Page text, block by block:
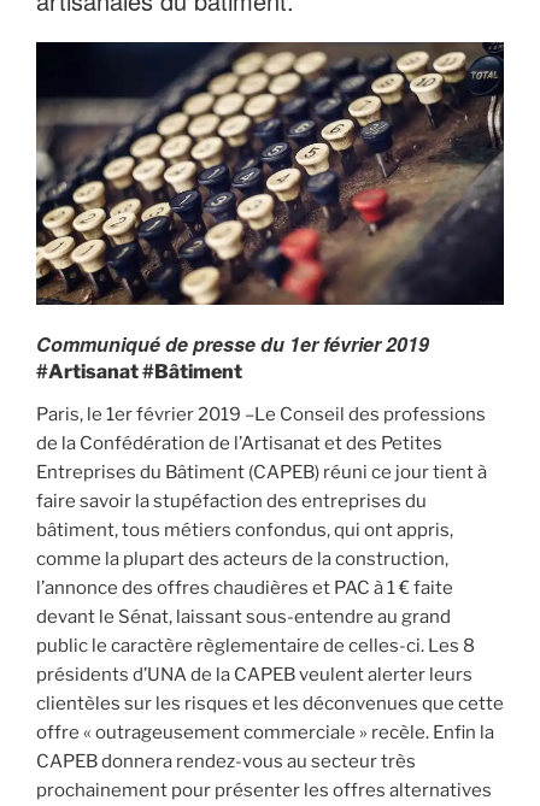
Communiqué de presse du 1er février 2019
#Artisanat #Bâtiment
Paris, le 1er février 2019 –Le Conseil des professions
de la Confédération de l’Artisanat et des Petites
Entreprises du Bâtiment (CAPEB) réuni ce jour tient à
faire savoir la stupéfaction des entreprises du
bâtiment, tous métiers confondus, qui ont appris,
comme la plupart des acteurs de la construction,
l’annonce des offres chaudières et PAC à 1 € faite
devant le Sénat, laissant sous-entendre au grand
public le caractère règlementaire de celles-ci. Les 8
présidents d’UNA de la CAPEB veulent alerter leurs
clientèles sur les risques et les déconvenues que cette
offre « outrageusement commerciale » recèle. Enfin la
CAPEB donnera rendez-vous au secteur très
prochainement pour présenter les offres alternatives